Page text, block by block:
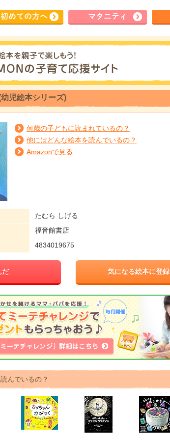
初めての方へ マタ ニティ
児絵本シリーズ)
何歳の子どもに読まれているの？
他にはどんな絵本を読んでいるの？
Amazonで見る
たむら しげる
福音館書店
4834019675
だ 気になる絵本に登録
んでいるの？